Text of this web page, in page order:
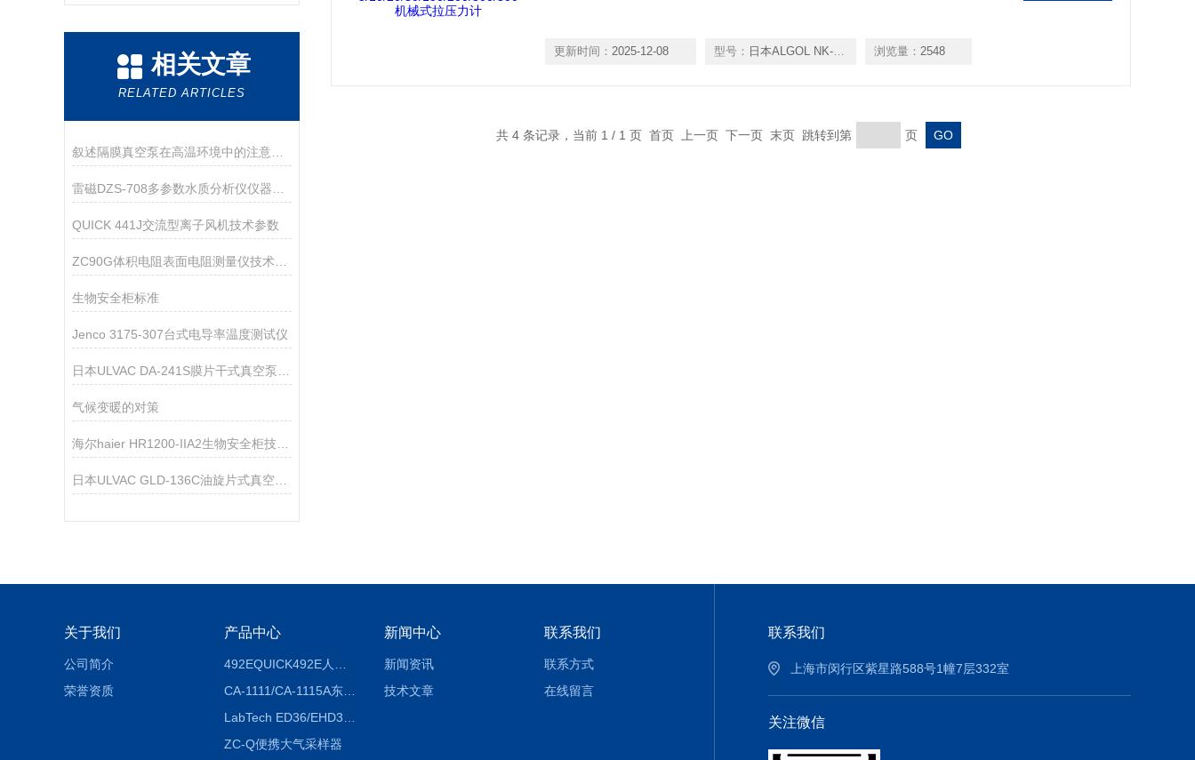
相关文章
RELATED ARTICLES
叙述隔膜真空泵在高温环境中的注意事项
QUICK 441J交流型离子风机技术参数
ZC90G体积电阻表面电阻测量仪技术参数
生物安全柜标准
Jenco 3175-307台式电导率温度测试仪
气候变暖的对策
海尔haier HR1200-IIA2生物安全柜技术参数
更新时间： 2025-12-08 型号： 日本ALGOL NK-5/10/20/50/100/200/300/500 浏览量： 2548
共 4 条记录，当前 1 / 1 页 首页 上一页 下一页 末页 跳转到第 页
关于我们
公司简介
荣誉资质
产品中心
CA-1111/CA-1115A东京理化EYELA CA-1111/CA-1115A冷却水循环装置
ZC-Q便携大气采样器
新闻中心
新闻资讯
技术文章
联系我们
联系方式
在线留言
联系我们
上海市闵行区紫星路588号1幢7层332室
关注微信